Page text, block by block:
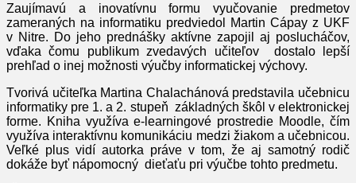
Zaujímavú a inovatívnu formu vyučovanie predmetov
zameraných na informatiku predviedol Martin Cápay z UKF
v Nitre. Do jeho prednášky aktívne zapojil aj poslucháčov,
vďaka čomu publikum zvedavých učiteľov dostalo lepší
prehľad o inej možnosti výučby informatickej výchovy.
Tvorivá učiteľka Martina Chalachánová predstavila učebnicu
informatiky pre 1. a 2. stupeň základných škôl v elektronickej
forme. Kniha využíva e-learningové prostredie Moodle, čím
využíva interaktívnu komunikáciu medzi žiakom a učebnicou.
Veľké plus vidí autorka práve v tom, že aj samotný rodič
dokáže byť nápomocný dieťaťu pri výučbe tohto predmetu.